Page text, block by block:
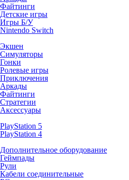
Файтинги
Детские игры
Игры Б/У
Nintendo Switch
Экшен
Симуляторы
Гонки
Ролевые игры
Приключения
Аркады
Файтинги
Стратегии
Аксессуары
PlayStation 5
PlayStation 4
Дополнительное оборудование
Геймпады
Рули
Кабели соединительные